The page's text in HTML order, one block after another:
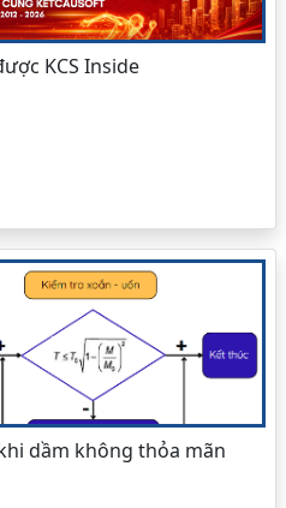
KCS Inside
dầm không thỏa mãn